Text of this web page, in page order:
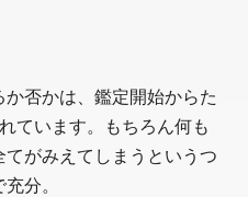
否かは、鑑定開始からた
ています。もちろん何も
がみえてしまうというつ
分。